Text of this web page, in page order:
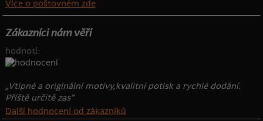
Více o poštovném zde
Zákazníci nám věří
hodnotí:
„Vtipné a originální motivy,kvalitní potisk a rychlé dodání.
Příště určitě zas“
Další hodnocení od zákazníků